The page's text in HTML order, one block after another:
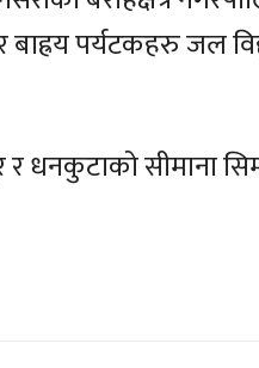
बाह्रय पर्यटकहरु जल
धनकुटाको सीमाना